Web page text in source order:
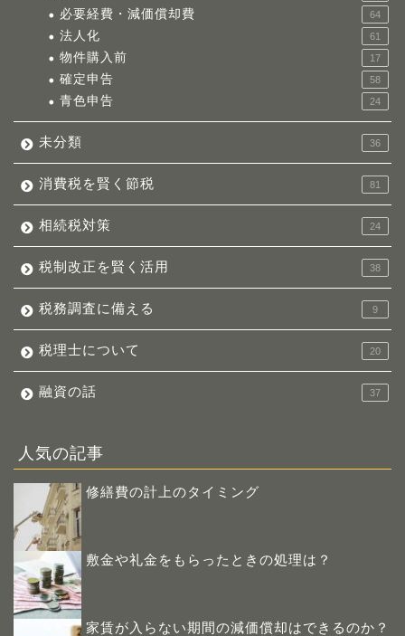
必要経費・減価償却費 64
法人化 61
物件購入前 17
確定申告 58
青色申告 24
未分類 36
消費税を賢く節税 81
相続税対策 24
税制改正を賢く活用 38
税務調査に備える 9
税理士について 20
融資の話 37
人気の記事
修繕費の計上のタイミング
敷金や礼金をもらったときの処理は？
家賃が入らない期間の減価償却はできるのか？